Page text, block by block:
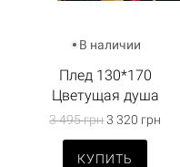
В наличии
Плед 130*170
Цветущая душа
3 495 грн3 320 грн
КУПИТЬ